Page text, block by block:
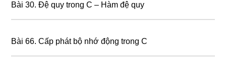
Bài 30. Đệ quy trong C – Hàm đệ quy
Bài 66. Cấp phát bộ nhớ động trong C